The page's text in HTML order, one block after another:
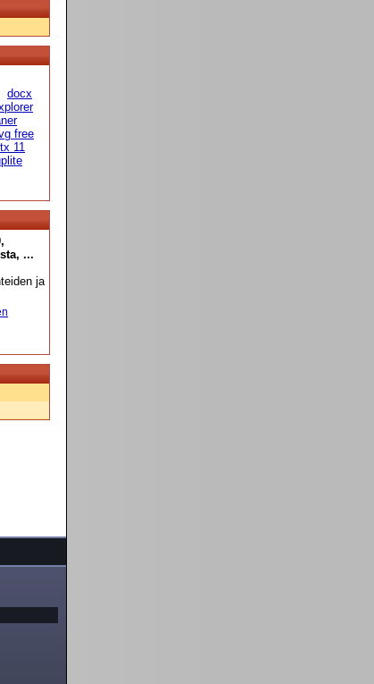
docx
free
11
...
ja